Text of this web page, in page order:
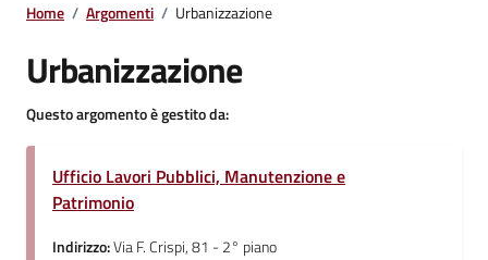
Home / Argomenti / Urbanizzazione
Urbanizzazione
Questo argomento è gestito da:
Ufficio Lavori Pubblici, Manutenzione e
Patrimonio
Indirizzo:Via F. Crispi, 81 - 2° piano